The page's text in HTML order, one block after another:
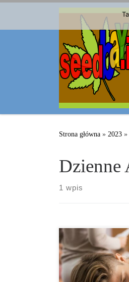
Strona główna » 2023 »
Dzienne
1 wpis
Regularne
obniżoną jakością